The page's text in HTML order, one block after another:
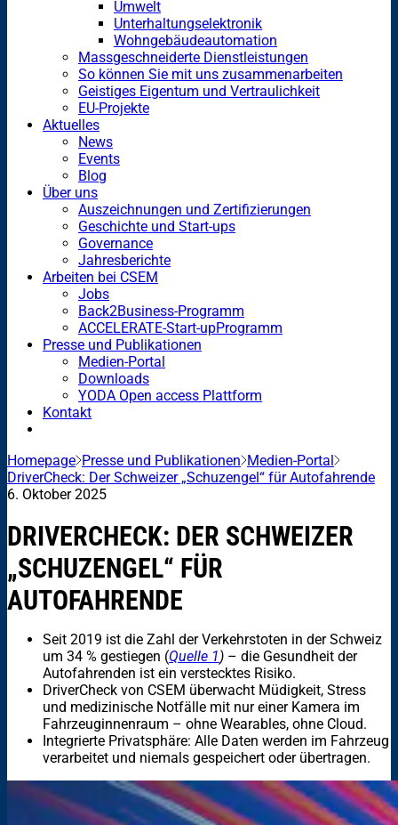
Umwelt
Unterhaltungselektronik
Wohngebäudeautomation
Massgeschneiderte Dienstleistungen
So können Sie mit uns zusammenarbeiten
Geistiges Eigentum und Vertraulichkeit
EU-Projekte
Aktuelles
News
Events
Blog
Über uns
Auszeichnungen und Zertifizierungen
Geschichte und Start-ups
Governance
Jahresberichte
Arbeiten bei CSEM
Jobs
Back2Business-Programm
ACCELERATE-Start-upProgramm
Presse und Publikationen
Medien-Portal
Downloads
YODA Open access Plattform
Kontakt
Homepage Presse und Publikationen Medien-Portal
DriverCheck: Der Schweizer „Schuzengel“ für Autofahrende
6. Oktober 2025
DRIVERCHECK: DER SCHWEIZER
„SCHUZENGEL“ FÜR
AUTOFAHRENDE
Seit 2019 ist die Zahl der Verkehrstoten in der Schweiz
um 34 % gestiegen (Quelle 1) – die Gesundheit der
Autofahrenden ist ein verstecktes Risiko.
DriverCheck von CSEM überwacht Müdigkeit, Stress
und medizinische Notfälle mit nur einer Kamera im
Fahrzeuginnenraum – ohne Wearables, ohne Cloud.
Integrierte Privatsphäre: Alle Daten werden im Fahrzeug
verarbeitet und niemals gespeichert oder übertragen.